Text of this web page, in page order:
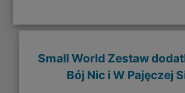
Small World Zestaw
Bój Nic i W Pajęczej